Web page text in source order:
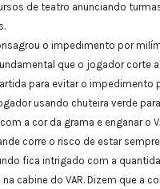
de teatro anunciando
o impedimento por
que o jogador corte
para evitar o impedimento
usando chuteira verde
a cor da grama e enganar o
corre o risco de estar
fica intrigado com a
cabine do VAR. Dizem que a